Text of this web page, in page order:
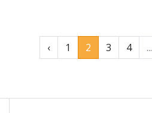
‹ 1 2 3 4 ...